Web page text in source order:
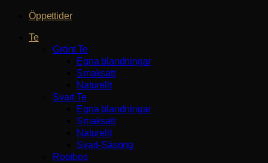
Öppettider
Te
Grönt Te
Egna blandningar
Smaksatt
Naturellt
Svart Te
Egna blandningar
Smaksatt
Naturellt
Svart-Säsong
Rooibos